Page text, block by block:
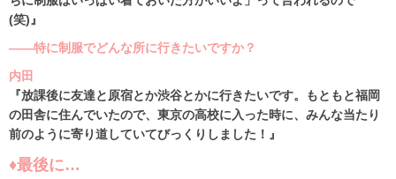
(笑)』
――特に制服でどんな所に行きたいですか？
内田
『放課後に友達と原宿とか渋谷とかに行きたいです。もともと福岡
の田舎に住んでいたので、東京の高校に入った時に、みんな当たり
前のように寄り道していてびっくりしました！』
♦最後に…